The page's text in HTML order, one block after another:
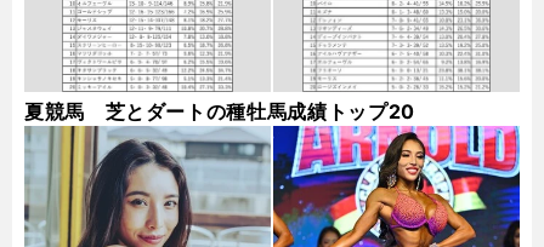
夏競馬 芝とダートの種牡馬成績トップ20